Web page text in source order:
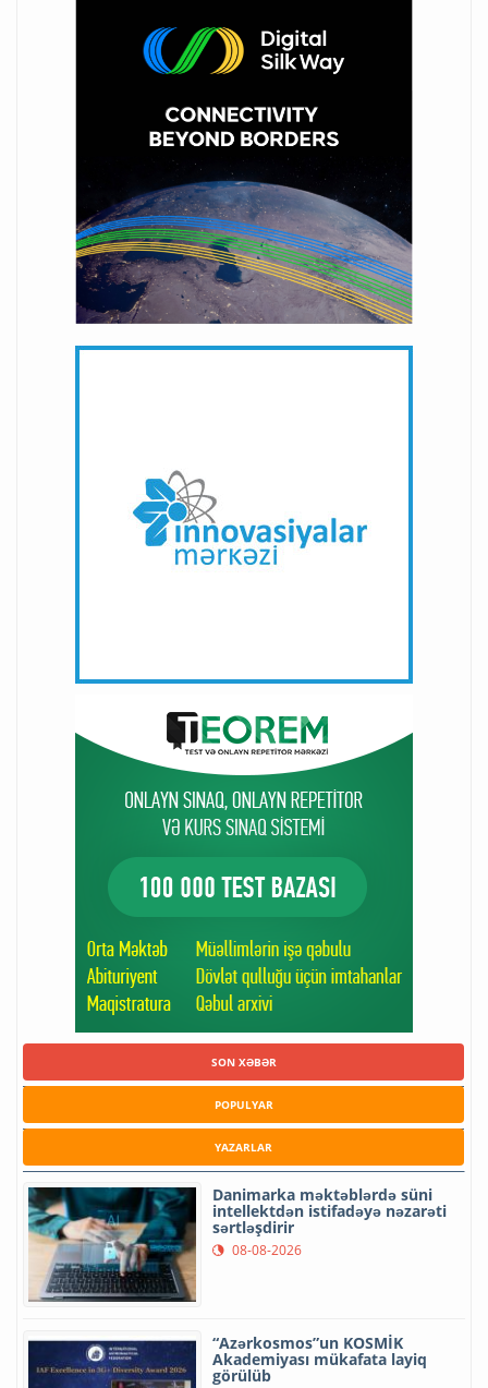
SON XƏBƏR
POPULYAR
YAZARLAR
Danimarka məktəblərdə süni
intellektdən istifadəyə nəzarəti
sərtləşdirir
08-08-2026
“Azərkosmos”un KOSMİK
Akademiyası mükafata layiq
görülüb